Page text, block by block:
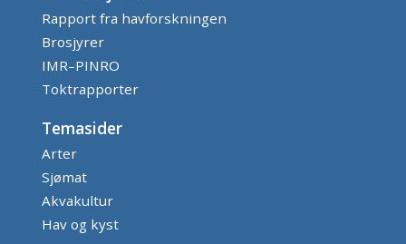
Rapport fra havforskningen
Brosjyrer
IMR–PINRO
Toktrapporter
Temasider
Arter
Sjømat
Akvakultur
Hav og kyst